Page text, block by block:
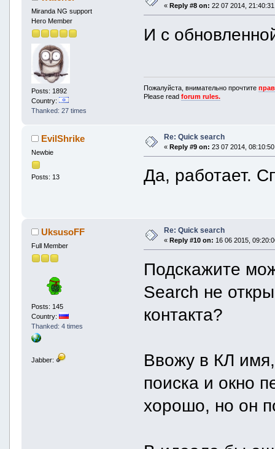
Miranda NG support
Hero Member
Posts: 1892
Country:
Thanked: 27 times
« Reply #8 on: 22 07 2014,
И с
Пожалуйста, внимательно прочтите
Please readforum rules.
EvilShrike
Newbie
Posts: 13
Re: Quick search
« Reply #9 on: 23 07 2014,
Да, работает.
UksusoFF
Full Member
Posts: 145
Country:
Thanked: 4 times
Jabber:
Re: Quick search
« Reply #10 on: 16 06 2015,
Подскажите
Search не
контакта?
Ввожу в КЛ
поиска и окно
хорошо, но он